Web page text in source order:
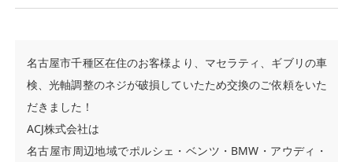
名古屋市千種区在住のお客様より、マセラティ、ギブリの車
検、光軸調整のネジが破損していたため交換のご依頼をいた
だきました！
ACJ株式会社は
名古屋市周辺地域でポルシェ・ベンツ・BMW・アウディ・